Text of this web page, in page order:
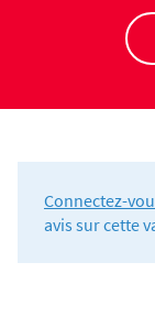
Connectez-
avis sur cette